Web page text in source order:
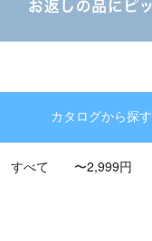
カタログから探す
すべて 〜2,999円